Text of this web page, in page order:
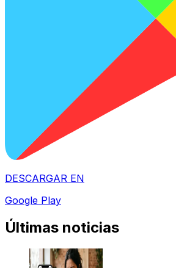
DESCARGAR EN
Google Play
Últimas noticias